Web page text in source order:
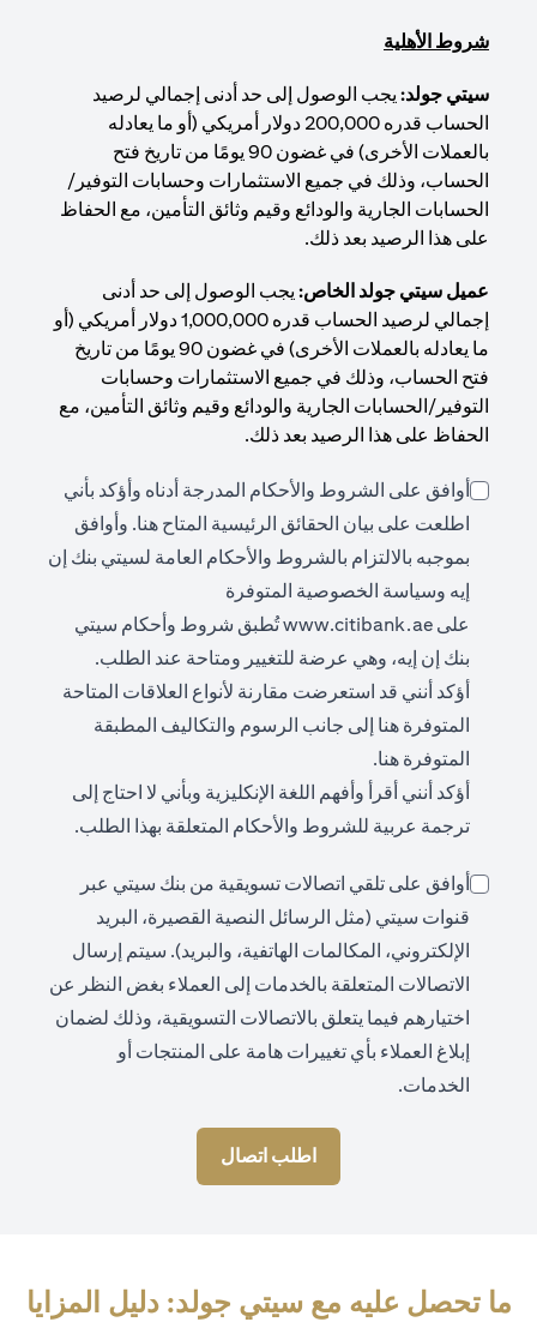
شروط الأهلية
سيتي جولد: يجب الوصول إلى حد أدنى إجمالي لرصيد
الحساب قدره 200,000 دولار أمريكي (أو ما يعادله
بالعملات الأخرى) في غضون 90 يومًا من تاريخ فتح
الحساب، وذلك في جميع الاستثمارات وحسابات التوفير/
الحسابات الجارية والودائع وقيم وثائق التأمين، مع الحفاظ
على هذا الرصيد بعد ذلك.
عميل سيتي جولد الخاص: يجب الوصول إلى حد أدنى
إجمالي لرصيد الحساب قدره 1,000,000 دولار أمريكي (أو
ما يعادله بالعملات الأخرى) في غضون 90 يومًا من تاريخ
فتح الحساب، وذلك في جميع الاستثمارات وحسابات
التوفير/الحسابات الجارية والودائع وقيم وثائق التأمين، مع
الحفاظ على هذا الرصيد بعد ذلك.
أوافق على الشروط والأحكام المدرجة أدناه وأؤكد بأني
اطلعت على بيان الحقائق الرئيسية المتاح هنا(opens in a new tab). وأوافق
بموجبه بالالتزام بالشروط والأحكام العامة لسيتي بنك إن
إيه وسياسة الخصوصية المتوفرة
على www.citibank.ae
(opens in a new tab)تُطبق شروط وأحكام سيتي
بنك إن إيه، وهي عرضة للتغيير ومتاحة عند الطلب.
أؤكد أنني قد استعرضت مقارنة لأنواع العلاقات المتاحة
المتوفرة هنا إلى جانب الرسوم والتكاليف المطبقة
المتوفرة هنا(opens in a new tab).
أؤكد أنني أقرأ وأفهم اللغة الإنكليزية وبأني لا احتاج إلى
ترجمة عربية للشروط والأحكام المتعلقة بهذا الطلب.
أوافق على تلقي اتصالات تسويقية من بنك سيتي عبر
قنوات سيتي (مثل الرسائل النصية القصيرة، البريد
الإلكتروني، المكالمات الهاتفية، والبريد). سيتم إرسال
الاتصالات المتعلقة بالخدمات إلى العملاء بغض النظر عن
اختيارهم فيما يتعلق بالاتصالات التسويقية، وذلك لضمان
إبلاغ العملاء بأي تغييرات هامة على المنتجات أو
الخدمات.
اطلب اتصال
ما تحصل عليه مع سيتي جولد: دليل المزايا